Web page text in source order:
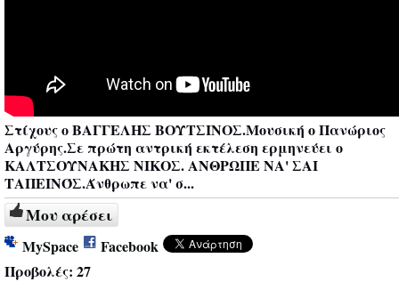
Στίχους ο ΒΑΓΓΕΛΗΣ ΒΟΥΤΣΙΝΟΣ.Μουσική ο Πανώριος
Αργύρης.Σε πρώτη αντρική εκτέλεση ερμηνεύει ο
ΚΑΛΤΣΟΥΝΑΚΗΣ ΝΙΚΟΣ. ΑΝΘΡΩΠΕ ΝΑ' ΣΑΙ
ΤΑΠΕΙΝΌΣ.Άνθρωπε να' σ...
Μου αρέσει
MySpace
Facebook
Προβολές: 27